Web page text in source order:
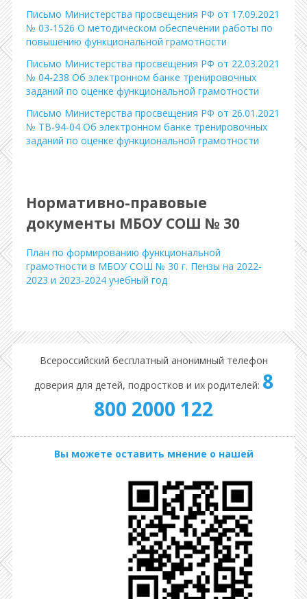
Письмо Министерства просвещения РФ от 17.09.2021
№ 03-1526 О методическом обеспечении работы по
повышению функциональной грамотности
Письмо Министерства просвещения РФ от 22.03.2021
№ 04-238 Об электронном банке тренировочных
заданий по оценке функциональной грамотности
Письмо Министерства просвещения РФ от 26.01.2021
№ ТВ-94-04 Об электронном банке тренировочных
заданий по оценке функциональной грамотности
Нормативно-правовые
документы МБОУ СОШ № 30
План по формированию функциональной
грамотности в МБОУ СОШ № 30 г. Пензы на 2022-
2023 и 2023-2024 учебный год
Всероссийский бесплатный анонимный телефон
доверия для детей, подростков и их родителей: 8
800 2000 122
Вы можете оставить мнение о нашей